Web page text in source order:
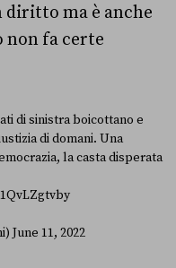
diritto ma è anche
non fa certe
di sinistra boicottano e
di domani. Una
la casta disperata
June 11, 2022